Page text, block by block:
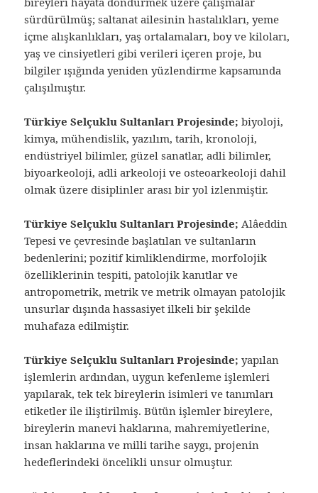
sürdürülmüş; saltanat ailesinin hastalıkları, yeme
içme alışkanlıkları, yaş ortalamaları, boy ve kiloları,
yaş ve cinsiyetleri gibi verileri içeren proje, bu
bilgiler ışığında yeniden yüzlendirme kapsamında
çalışılmıştır.
Türkiye Selçuklu Sultanları Projesinde; biyoloji,
kimya, mühendislik, yazılım, tarih, kronoloji,
endüstriyel bilimler, güzel sanatlar, adli bilimler,
biyoarkeoloji, adli arkeoloji ve osteoarkeoloji dahil
olmak üzere disiplinler arası bir yol izlenmiştir.
Türkiye Selçuklu Sultanları Projesinde; Alâeddin
Tepesi ve çevresinde başlatılan ve sultanların
bedenlerini; pozitif kimliklendirme, morfolojik
özelliklerinin tespiti, patolojik kanıtlar ve
antropometrik, metrik ve metrik olmayan patolojik
unsurlar dışında hassasiyet ilkeli bir şekilde
muhafaza edilmiştir.
Türkiye Selçuklu Sultanları Projesinde;yapılan
işlemlerin ardından, uygun kefenleme işlemleri
yapılarak, tek tek bireylerin isimleri ve tanımları
etiketler ile iliştirilmiş. Bütün işlemler bireylere,
bireylerin manevi haklarına, mahremiyetlerine,
insan haklarına ve milli tarihe saygı, projenin
hedeflerindeki öncelikli unsur olmuştur.